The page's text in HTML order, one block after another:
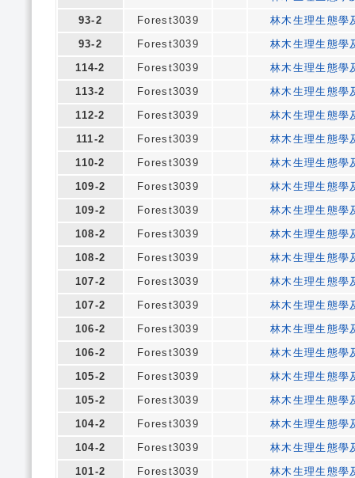
93-2
Forest3039
林木生理生態學
93-2
Forest3039
林木生理生態學
114-2
Forest3039
林木生理生態學
113-2
Forest3039
林木生理生態學
112-2
Forest3039
林木生理生態學
111-2
Forest3039
林木生理生態學
110-2
Forest3039
林木生理生態學
109-2
Forest3039
林木生理生態學
109-2
Forest3039
林木生理生態學
108-2
Forest3039
林木生理生態學
108-2
Forest3039
林木生理生態學
107-2
Forest3039
林木生理生態學
107-2
Forest3039
林木生理生態學
106-2
Forest3039
林木生理生態學
106-2
Forest3039
林木生理生態學
105-2
Forest3039
林木生理生態學
105-2
Forest3039
林木生理生態學
104-2
Forest3039
林木生理生態學
104-2
Forest3039
林木生理生態學
101-2
Forest3039
林木生理生態學